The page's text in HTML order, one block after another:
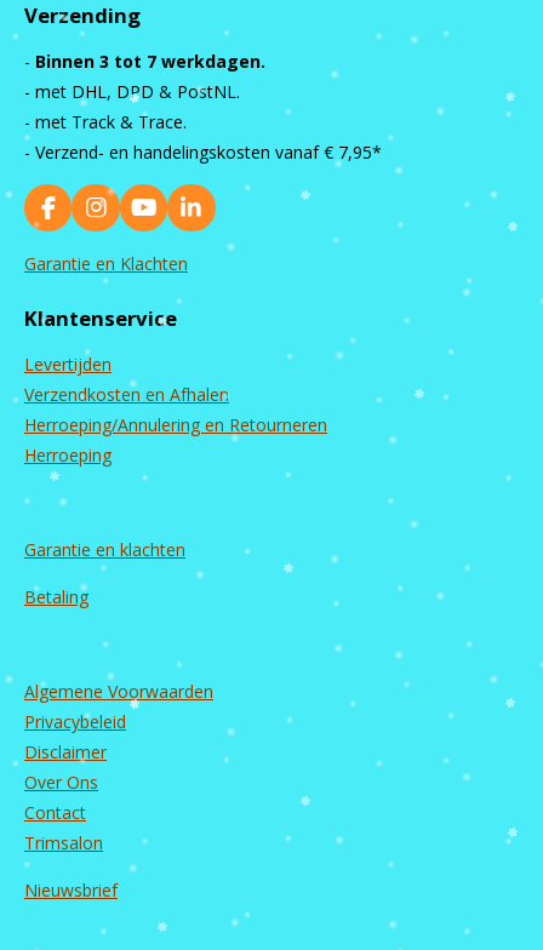
Verzending
- Binnen 3 tot 7 werkdagen.
- met DHL, DPD & PostNL.
- met Track & Trace.
- Verzend- en handelingskosten vanaf € 7,95*
F
a
c
o
k
I
n
s
g
a
m
Y
o
u
b
L
i
Garantie en Klachten
Klantenservice
Levertijden
Verzendkosten en Afhalen
Herroeping/Annulering en Retourneren
Herroeping
Garantie en klachten
Betaling
Algemene Voorwaarden
Privacybeleid
Disclaimer
Over Ons
Contact
Trimsalon
Nieuwsbrief